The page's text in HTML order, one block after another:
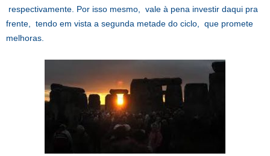
respectivamente. Por isso mesmo, vale à pena investir daqui pra
frente, tendo em vista a segunda metade do ciclo, que promete
melhoras.